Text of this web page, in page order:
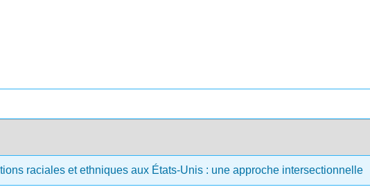
raciales et ethniques aux États-Unis : une approche intersectionnelle